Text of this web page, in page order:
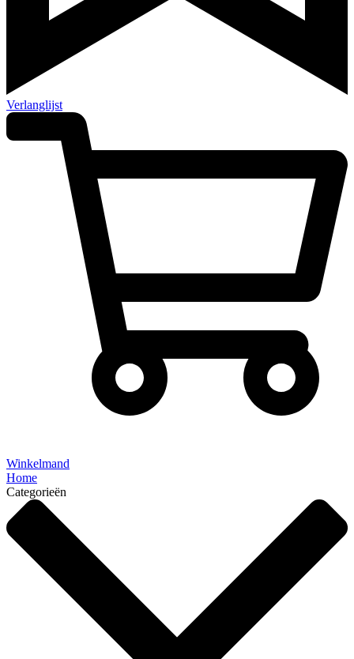
Verlanglijst
Winkelmand
Home
Categorieën